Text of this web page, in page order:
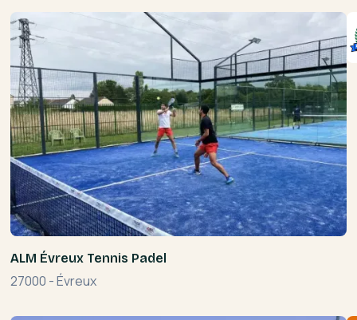
ALM Évreux Tennis Padel
27000 -Évreux